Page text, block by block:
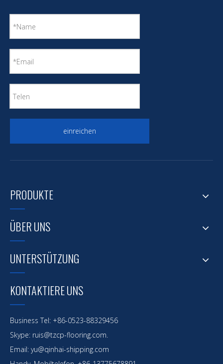
einreichen
PRODUKTE
ÜBER UNS
UNTERSTÜTZUNG
KONTAKTIERE UNS
Business Tel: +86-0523-88329456
Skype: ruis@tzcp-flooring.com.
Email: yu@qinhai-shipping.com